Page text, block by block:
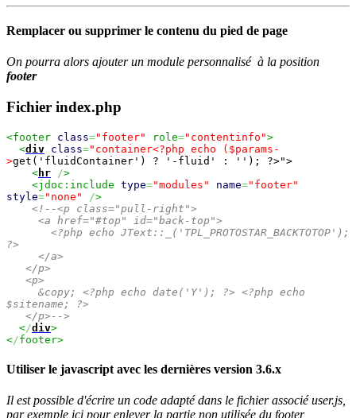
Remplacer ou supprimer le contenu du pied de page
On pourra alors ajouter un module personnalisé à la position
footer
Fichier index.php
<footer class="footer" role="contentinfo">
<div class="container<?php echo ($params-
>get('fluidContainer') ? '-fluid' : ''); ?>">
< hr />
<jdoc:include type="modules" name="footer"
style="none" />
<!--<p class="pull-right">
<a href="#top" id="back-top">
<?php echo JText::_('TPL_PROTOSTAR_BACKTOTOP');
?>
</a>
</p>
<p>
&copy; <?php echo date('Y'); ?> <?php echo
$sitename; ?>
</p>-->
</div>
</footer>
Utiliser le javascript avec les dernières version 3.6.x
Il est possible d'écrire un code adapté dans le fichier associé user.js,
par exemple ici pour enlever la partie non utilisée du footer